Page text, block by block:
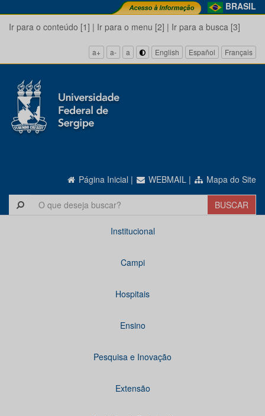
BRASIL
Ir para o conteúdo [1] | Ir para o menu [2] | Ir para a busca [3]
a+ a- a English Español Français
Página Inicial | WEBMAIL | Mapa do Site
Institucional
Campi
Hospitais
Ensino
Pesquisa e Inovação
Extensão